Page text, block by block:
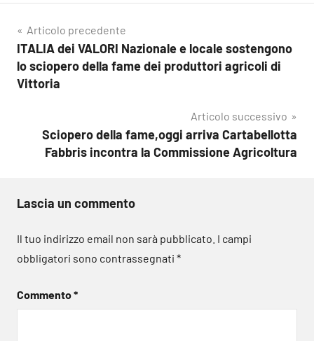
Navigazione
articoli
Articolo precedente
ITALIA dei VALORI Nazionale e locale sostengono
lo sciopero della fame dei produttori agricoli di
Vittoria
Articolo successivo
Sciopero della fame,oggi arriva Cartabellotta
Fabbris incontra la Commissione Agricoltura
Lascia un commento
Il tuo indirizzo email non sarà pubblicato. I campi
obbligatori sono contrassegnati *
Commento*